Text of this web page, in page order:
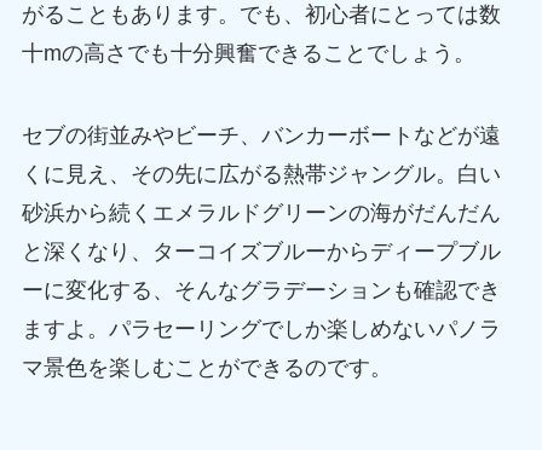
がることもあります。でも、初心者にとっては数
十mの高さでも十分興奮できることでしょう。
セブの街並みやビーチ、バンカーボートなどが遠
くに見え、その先に広がる熱帯ジャングル。白い
砂浜から続くエメラルドグリーンの海がだんだん
と深くなり、ターコイズブルーからディープブル
ーに変化する、そんなグラデーションも確認でき
ますよ。パラセーリングでしか楽しめないパノラ
マ景色を楽しむことができるのです。